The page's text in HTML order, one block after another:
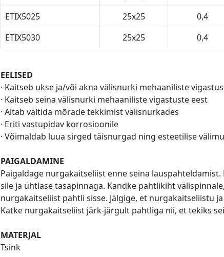
ETIX5025 25x25 0,4
ETIX5030
25x25 0,4
EELISED
· Kaitseb ukse ja/või akna välisnurki mehaaniliste
· Kaitseb seina välisnurki mehaaniliste vigastuste eest
· Aitab vältida mõrade tekkimist välisnurkades
· Eriti vastupidav korrosioonile
· Võimaldab luua sirged täisnurgad ning esteetilise
PAIGALDAMINE
Paigaldage nurgakaitseliist enne seina
sile ja ühtlase tasapinnaga. Kandke pahtlikiht
nurgakaitseliist pahtli sisse. Jälgige, et nurgakaitseliistu
Katke nurgakaitseliist järk-järgult pahtliga nii, et tekiks
MATERJAL
Tsink